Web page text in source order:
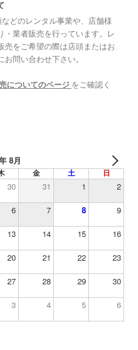
どのレンタル事業や、店舗様
・業者販売を行っています。レ
売をご希望の際は店頭またはお
問い合わせ下さい。
についてのページ をご確認く
8月
金 土 日
30 31 1 2
6 7 8 9
13 14 15 16
20 21 22 23
27 28 29 30
3 4 5 6